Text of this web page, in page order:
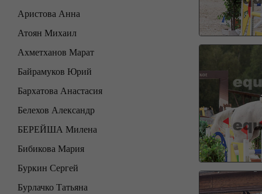
Аристова Анна
Атоян Михаил
Ахметханов Марат
Байрамуков Юрий
Бархатова Анастасия
Белехов Александр
БЕРЕЙША Милена
Бибикова Мария
Буркин Сергей
Бурлачко Татьяна